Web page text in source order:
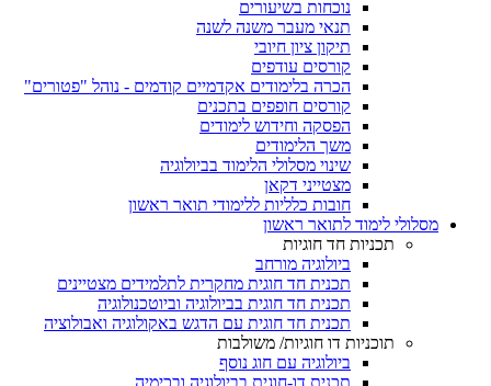
נוכחות בשיעורים
תנאי מעבר משנה לשנה
תיקון ציון חיובי
קורסים עודפים
הכרה בלימודים אקדמיים קודמים - נוהל "פטורים"
קורסים חופפים בתכנים
הפסקה וחידוש לימודים
משך הלימודים
שינוי מסלולי הלימוד בביולוגיה
מצטייני דקאן
חובות כלליות ללימודי תואר ראשון
מסלולי לימוד לתואר ראשון
תכניות חד חוגיות
ביולוגיה מורחב
תכנית חד חוגית מחקרית לתלמידים מצטיינים
תכנית חד חוגית בביולוגיה וביוטכנולוגיה
תכנית חד חוגית עם הדגש באקולוגיה ואבולוציה
תוכניות דו חוגיות/ משולבות
ביולוגיה עם חוג נוסף
תכנית דו-חוגית בביולוגיה ובכימיה